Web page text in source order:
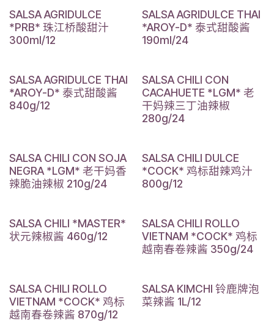
SALSA AGRIDULCE
*PRB* 珠江桥酸甜汁
300ml/12
SALSA AGRIDULCE THAI
*AROY-D* 泰式甜酸酱
190ml/24
SALSA AGRIDULCE THAI
*AROY-D* 泰式甜酸酱
840g/12
SALSA CHILI CON
CACAHUETE *LGM* 老
干妈辣三丁油辣椒
280g/24
SALSA CHILI CON SOJA
NEGRA *LGM* 老干妈香
辣脆油辣椒 210g/24
SALSA CHILI DULCE
*COCK* 鸡标甜辣鸡汁
800g/12
SALSA CHILI *MASTER*
状元辣椒酱 460g/12
SALSA CHILI ROLLO
VIETNAM *COCK* 鸡标
越南春卷辣酱 350g/24
SALSA CHILI ROLLO
VIETNAM *COCK* 鸡标
越南春卷辣酱 870g/12
SALSA KIMCHI 铃鹿牌泡
菜辣酱 1L/12